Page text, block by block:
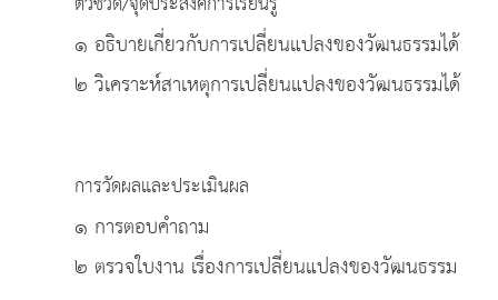
๑ อธิบายเกี่ยวกับการเปลี่ยนแปลงของวัฒนธรรมได้
๒ วิเคราะห์สาเหตุการเปลี่ยนแปลงของวัฒนธรรมได้
การวัดผลและประเมินผล
๑ การตอบคำถาม
๒ ตรวจใบงาน เรื่องการเปลี่ยนแปลงของวัฒนธรรม